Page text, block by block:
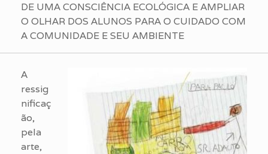
DE UMA CONSCIÊNCIA ECOLÓGICA E AMPLIAR
O OLHAR DOS ALUNOS PARA O CUIDADO COM
A COMUNIDADE E SEU AMBIENTE
A
ressig
nificaç
ão,
pela
arte,